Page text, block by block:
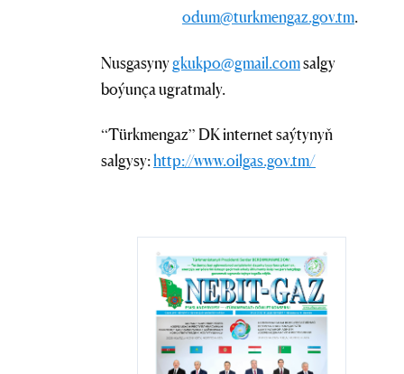
odum@turkmengaz.gov.tm.
Nusgasynygkukpo@gmail.comsalgy
boýunça ugratmaly.
“Türkmengaz” DK internet saýtynyň
salgysy:http://www.oilgas.gov.tm/